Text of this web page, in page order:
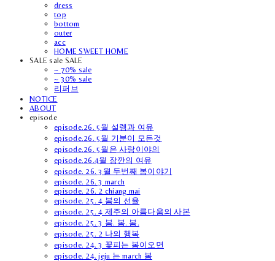
dress
top
bottom
outer
acc
HOME SWEET HOME
SALE sale SALE
~ 70% sale
~ 30% sale
리퍼브
NOTICE
ABOUT
episode
episode.26. 5월 설렘과 여유
episode.26. 5월 기분이 모든것
episode.26. 5월은 사랑이야의
episode.26.4월 잠깐의 여유
episode. 26. 3월 두번째 봄이야기
episode. 26. 3 march
episode. 26. 2 chiang mai
episode. 25. 4 봄의 선율
episode. 25. 4 제주의 아름다움의 사본
episode. 25. 3 봄. 봄. 봄.
episode. 25. 2 나의 행복
episode. 24. 3 꽃피는 봄이오면
episode. 24. jeju 는 march 봄